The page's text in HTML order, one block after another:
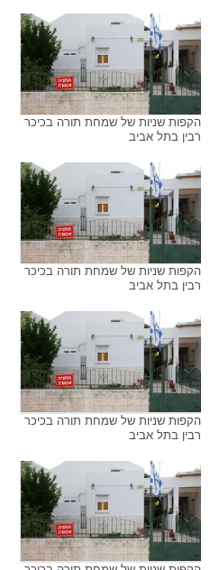
הקפות שניות של שמחת תורה בכיכר
רבין בתל אביב
הקפות שניות של שמחת תורה בכיכר
רבין בתל אביב
הקפות שניות של שמחת תורה בכיכר
רבין בתל אביב